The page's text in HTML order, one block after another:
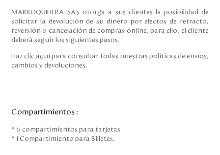
MARROQUINERA SAS otorga a sus clientes la posibilidad de
solicitar la devolución de su dinero por efectos de retracto,
reversión o cancelación de compras online, para ello, el cliente
deberá seguir los siguientes pasos.
Haz clic aquí para consultar todas nuestras políticas de envíos,
cambios y devoluciones.
Compartimientos :
* 6 compartimientos para tarjetas
* 1 Compartimiento para Billetes.